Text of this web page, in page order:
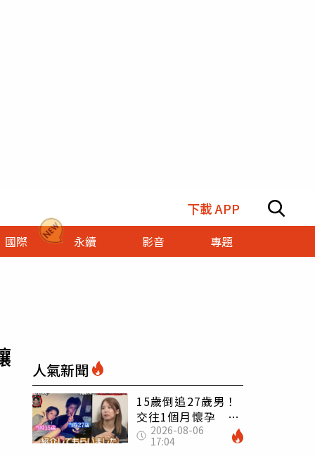
下載 APP
國際 永續 影音 專題
人氣新聞
15歲倒追27歲男！
交往1個月懷孕 36
歲當阿嬤故事曝光
2026-08-06
17:04